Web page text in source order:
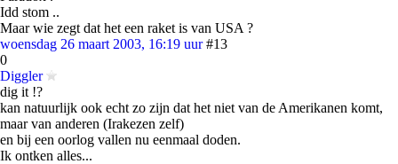
Idd stom ..
Maar wie zegt dat het een raket is van USA ?
woensdag 26 maart 2003, 16:19 uur #13
0
Diggler
dig it !?
kan natuurlijk ook echt zo zijn dat het niet van de Amerikanen komt,
maar van anderen (Irakezen zelf)
en bij een oorlog vallen nu eenmaal doden.
Ik ontken alles...